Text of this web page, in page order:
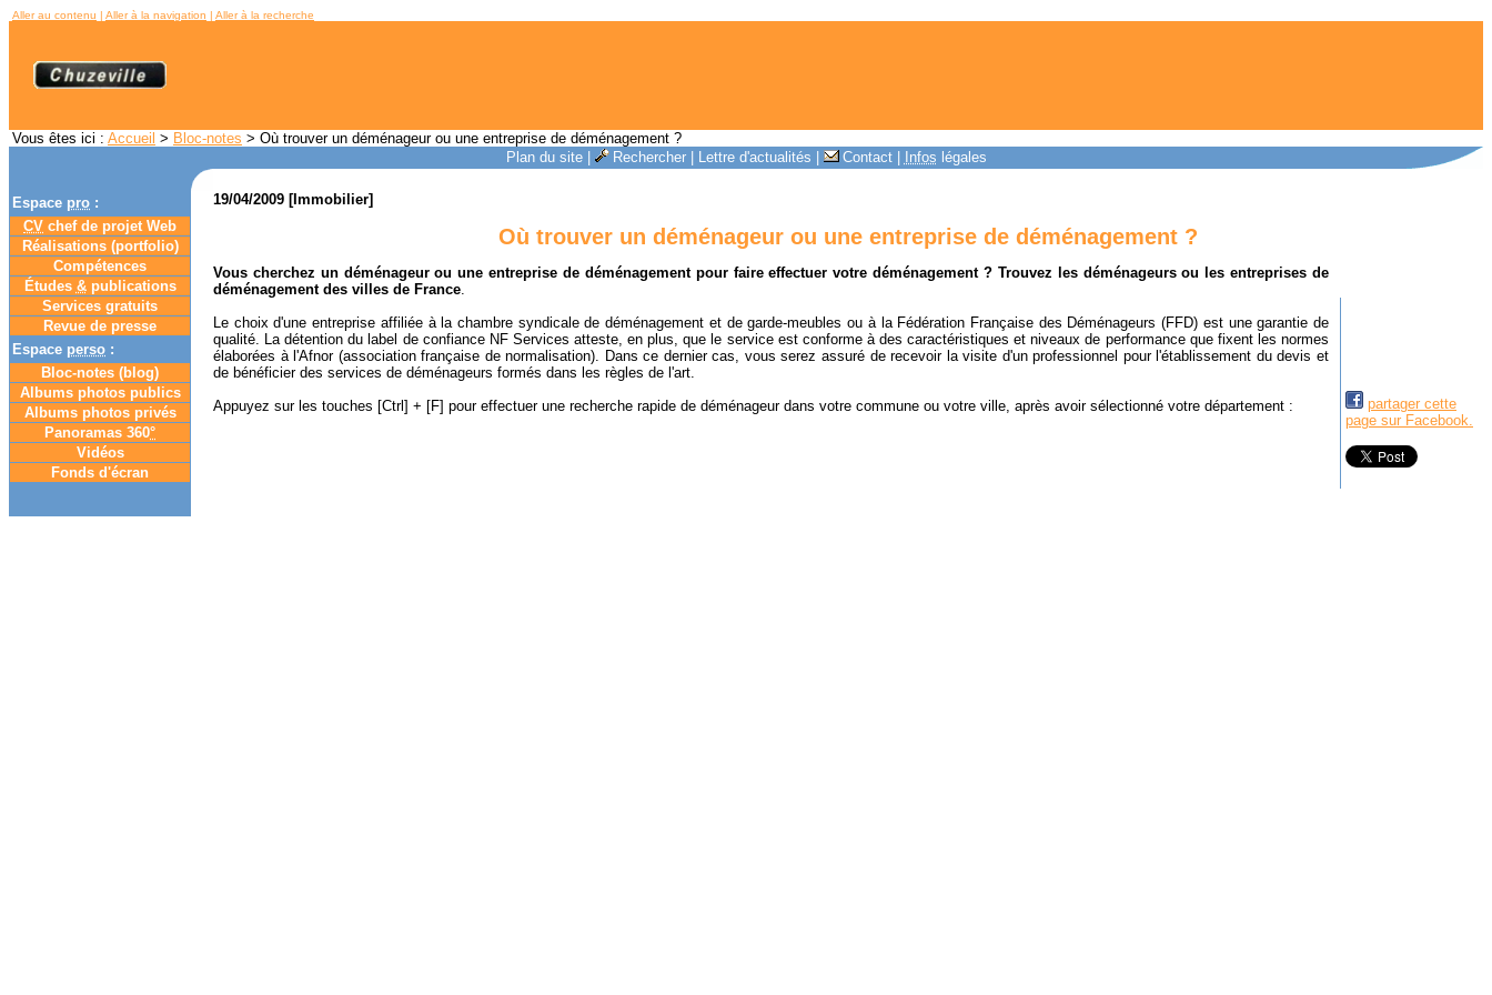
Aller au contenu | Aller à la navigation | Aller à la recherche
Vous êtes ici : Accueil > Bloc-notes > Où trouver un déménageur ou une entreprise de déménagement ?
Plan du site| Rechercher| Lettre d'actualités Contact| Infos légales
Espace pro :
CV chef de projet Web
Réalisations (portfolio)
Compétences
Études &publications
Services gratuits
Revue de presse
Espace perso :
Bloc-notes (blog)
Albums photos publics
Albums photos privés
Panoramas 360°
Vidéos
Fonds d'écran
19/04/2009 [Immobilier]
Où trouver un déménageur ou une entreprise de déménagement ?
partager cette
page sur Facebook.
Vous cherchez un déménageur ou une entreprise de déménagement pour faire effectuer votre déménagement ? Trouvez les déménageurs ou les entreprises de
déménagement des villes de France.
Le choix d'une entreprise affiliée à la chambre syndicale de déménagement et de garde-meubles ou à la Fédération Française des Déménageurs (FFD) est une garantie de
qualité. La détention du label de confiance NF Services atteste, en plus, que le service est conforme à des caractéristiques et niveaux de performance que fixent les normes
élaborées à l'Afnor (association française de normalisation). Dans ce dernier cas, vous serez assuré de recevoir la visite d'un professionnel pour l'établissement du devis et
de bénéficier des services de déménageurs formés dans les règles de l'art.
Appuyez sur les touches [Ctrl] + [F] pour effectuer une recherche rapide de déménageur dans votre commune ou votre ville, après avoir sélectionné votre département :